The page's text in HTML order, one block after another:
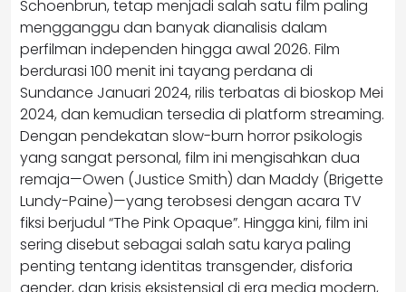
Schoenbrun, tetap menjadi salah satu film paling
mengganggu dan banyak dianalisis dalam
perfilman independen hingga awal 2026. Film
berdurasi 100 menit ini tayang perdana di
Sundance Januari 2024, rilis terbatas di bioskop Mei
2024, dan kemudian tersedia di platform streaming.
Dengan pendekatan slow-burn horror psikologis
yang sangat personal, film ini mengisahkan dua
remaja—Owen (Justice Smith) dan Maddy (Brigette
Lundy-Paine)—yang terobsesi dengan acara TV
fiksi berjudul “The Pink Opaque”. Hingga kini, film ini
sering disebut sebagai salah satu karya paling
penting tentang identitas transgender, disforia